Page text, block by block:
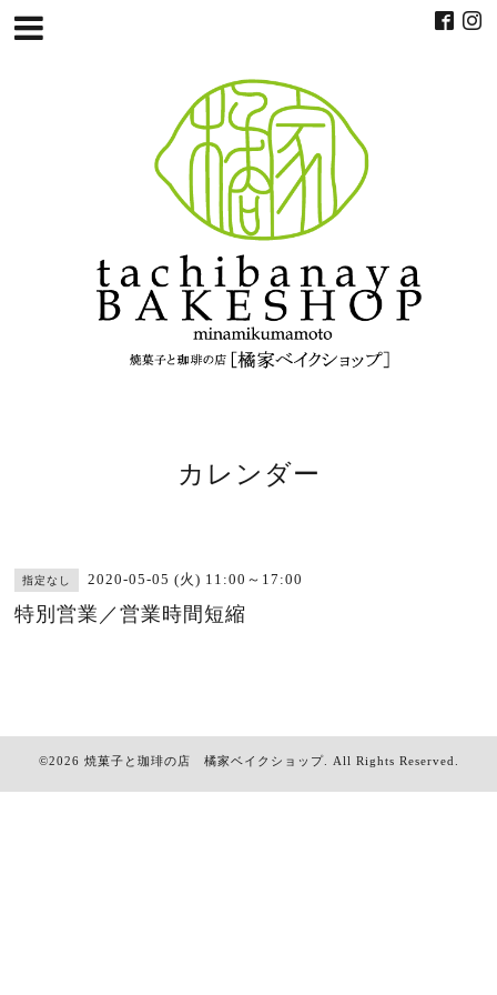
カレンダー
指定なし 2020-05-05 (火) 11:00～17:00
特別営業／営業時間短縮
©2026 焼菓子と珈琲の店 橘家ベイクショップ. All Rights Reserved.